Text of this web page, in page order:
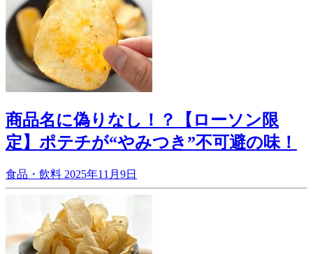
商品名に偽りなし！？【ローソン限
定】ポテチが“やみつき”不可避の味！
食品・飲料 2025年11月9日